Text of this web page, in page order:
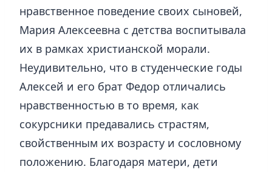
нравственное поведение своих сыновей,
Мария Алексеевна с детства воспитывала
их в рамках христианской морали.
Неудивительно, что в студенческие годы
Алексей и его брат Федор отличались
нравственностью в то время, как
сокурсники предавались страстям,
свойственным их возрасту и сословному
положению. Благодаря матери, дети